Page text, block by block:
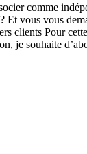
comme
Et vous vous
clients Pour
je souhaite